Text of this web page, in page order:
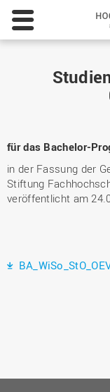
für das Bachelor-
in der Fassung der
Stiftung
veröffentlicht am